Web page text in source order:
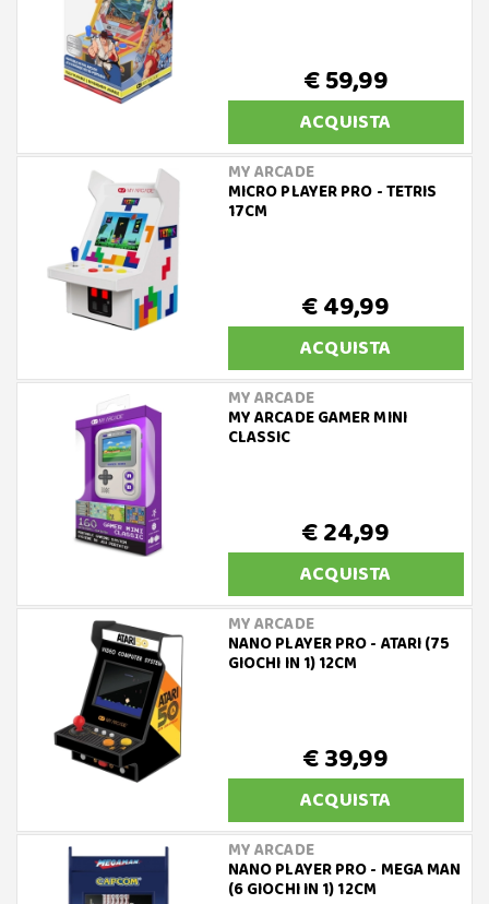
€ 59,99
ACQUISTA
MY ARCADE
MICRO PLAYER PRO - TETRIS
17CM
€ 49,99
ACQUISTA
MY ARCADE
MY ARCADE GAMER MINI
CLASSIC
€ 24,99
ACQUISTA
MY ARCADE
NANO PLAYER PRO - ATARI (75
GIOCHI IN 1) 12CM
€ 39,99
ACQUISTA
MY ARCADE
NANO PLAYER PRO - MEGA MAN
(6 GIOCHI IN 1) 12CM